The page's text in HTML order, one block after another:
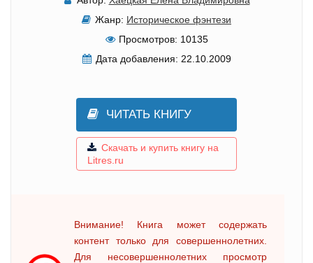
Жанр: Историческое фэнтези
Просмотров: 10135
Дата добавления: 22.10.2009
ЧИТАТЬ КНИГУ
Скачать и купить книгу на
Litres.ru
Внимание! Книга может содержать
контент только для совершеннолетних.
Для несовершеннолетних просмотр